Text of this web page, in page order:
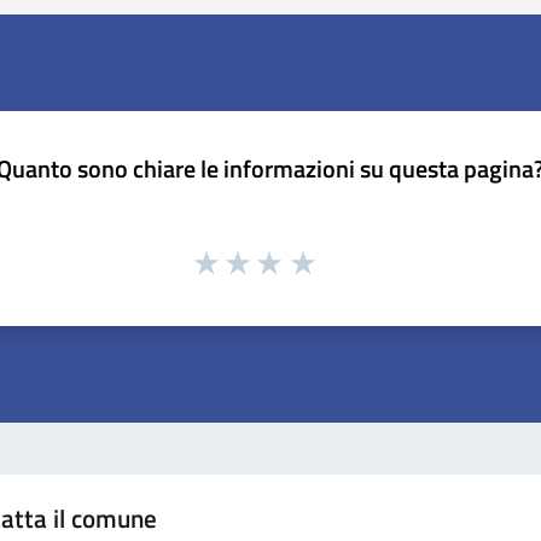
sono chiare le informazioni su questa
il comune